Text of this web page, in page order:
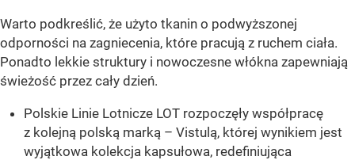
Warto podkreślić, że użyto tkanin o podwyższonej
odporności na zagniecenia, które pracują z ruchem ciała.
Ponadto lekkie struktury i nowoczesne włókna zapewniają
świeżość przez cały dzień.
Polskie Linie Lotnicze LOT rozpoczęły współpracę
z kolejną polską marką – Vistulą, której wynikiem jest
wyjątkowa kolekcja kapsułowa, redefiniująca